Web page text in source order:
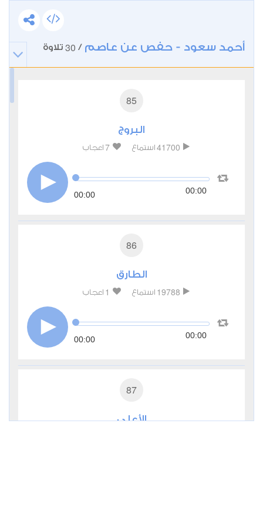
أحمد سعود - حفص عن عاصم /
30 تلاوة
85
البروج
41700 استماع 7 اعجاب
00:00 00:00
86
الطارق
19788 استماع 1 اعجاب
00:00 00:00
87
الأعلى